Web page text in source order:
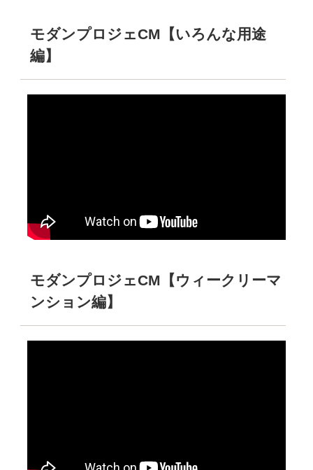
モダンプロジェCM【いろんな用途
編】
モダンプロジェCM【ウィークリーマ
ンション編】